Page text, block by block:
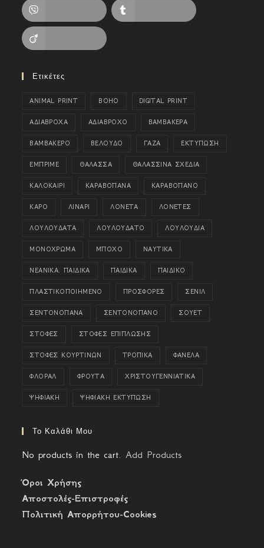
Ετικέτες
ANIMAL PRINT BOHO DIGITAL PRINT
ΑΔΙΑΒΡΟΧΑ ΑΔΙΑΒΡΟΧΟ ΒΑΜΒΑΚΕΡΑ
ΒΑΜΒΑΚΕΡΟ ΒΕΛΟΥΔΟ ΓΑΖΑ ΕΚΤΥΠΩΣΗ
ΕΜΠΡΙΜΕ ΘΑΛΑΣΣΑ ΘΑΛΑΣΣΙΝΑ ΣΧΕΔΙΑ
ΚΑΛΟΚΑΙΡΙ ΚΑΡΑΒΟΠΑΝΑ ΚΑΡΑΒΟΠΑΝΟ
ΚΑΡΟ ΛΙΝΑΡΙ ΛΟΝΕΤΑ ΛΟΝΕΤΕΣ
ΛΟΥΛΟΥΔΑΤΑ ΛΟΥΛΟΥΔΑΤΟ ΛΟΥΛΟΥΔΙΑ
ΜΟΝΟΧΡΩΜΑ ΜΠΟΧΟ ΝΑΥΤΙΚΑ
ΝΕΑΝΙΚΑ. ΠΑΙΔΙΚΑ ΠΑΙΔΙΚΑ ΠΑΙΔΙΚΟ
ΠΛΑΣΤΙΚΟΠΟΙΗΜΕΝΟ ΠΡΟΣΦΟΡΕΣ ΣΕΝΙΛ
ΣΕΝΤΟΝΟΠΑΝΑ ΣΕΝΤΟΝΟΠΑΝΟ ΣΟΥΕΤ
ΣΤΟΦΕΣ ΣΤΟΦΕΣ ΕΠΙΠΛΩΣΗΣ
ΣΤΟΦΕΣ ΚΟΥΡΤΙΝΩΝ ΤΡΟΠΙΚΑ ΦΑΝΕΛΑ
ΦΛΟΡΑΛ ΦΡΟΥΤΑ ΧΡΙΣΤΟΥΓΕΝΝΙΑΤΙΚΑ
ΨΗΦΙΑΚΗ ΨΗΦΙΑΚΗ ΕΚΤΥΠΩΣΗ
Το Καλάθι Μου
No products in the cart.Add Products
Όροι Χρήσης
Αποστολές-Επιστροφές
Πολιτική Απορρήτου-Cookies